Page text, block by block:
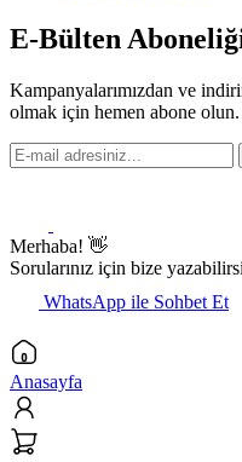
E-Bülten
Kampanyalarımızdan ve
olmak için hemen abone olun.
Merhaba! 👋
Sorularınız için bize
WhatsApp ile Sohbet Et
Anasayfa